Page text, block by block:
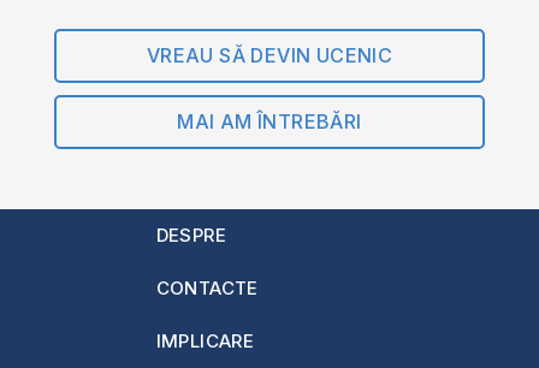
VREAU SĂ DEVIN UCENIC
MAI AM ÎNTREBĂRI
DESPRE
CONTACTE
IMPLICARE